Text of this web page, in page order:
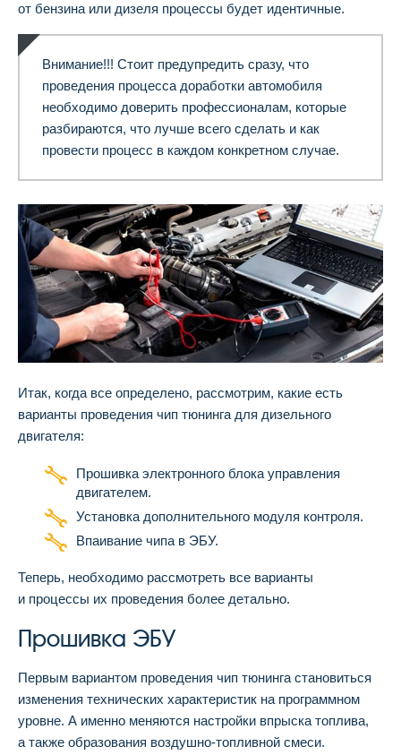
от бензина или дизеля процессы будет идентичные.
Внимание!!! Стоит предупредить сразу, что
проведения процесса доработки автомобиля
необходимо доверить профессионалам, которые
разбираются, что лучше всего сделать и как
провести процесс в каждом конкретном случае.
Итак, когда все определено, рассмотрим, какие есть
варианты проведения чип тюнинга для дизельного
двигателя:
Прошивка электронного блока управления
двигателем.
Установка дополнительного модуля контроля.
Впаивание чипа в ЭБУ.
Теперь, необходимо рассмотреть все варианты
и процессы их проведения более детально.
Прошивка ЭБУ
Первым вариантом проведения чип тюнинга становиться
изменения технических характеристик на программном
уровне. А именно меняются настройки впрыска топлива,
а также образования воздушно-топливной смеси.